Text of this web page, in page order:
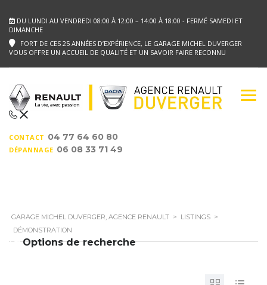
DU LUNDI AU VENDREDI 08:00 À 12:00 – 14:00 À 18:00 - FERMÉ SAMEDI ET
DIMANCHE
FORT DE CES 25 ANNÉES D’EXPÉRIENCE, LE GARAGE MICHEL DUVERGER
VOUS OFFRE UN ACCUEIL DE QUALITÉ ET UN SAVOIR FAIRE RECONNU
CONTACT 04 77 64 60 80
DÉPANNAGE 06 08 33 71 49
GARAGE MICHEL DUVERGER, AGENCE RENAULT > LISTINGS >
DÉMONSTRATION
Options de recherche